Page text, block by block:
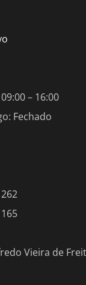
– 16:00
Fechado
Vieira de